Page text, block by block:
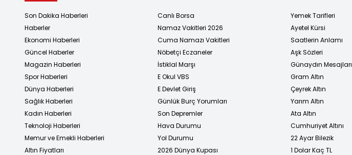
Son Dakika Haberleri
Haberler
Ekonomi Haberleri
Güncel Haberler
Magazin Haberleri
Spor Haberleri
Dünya Haberleri
Sağlık Haberleri
Kadın Haberleri
Teknoloji Haberleri
Memur ve Emekli Haberleri
Altın Fiyatları
Canlı Borsa
Namaz Vakitleri 2026
Cuma Namazı Vakitleri
Nöbetçi Eczaneler
İstiklal Marşı
E Okul VBS
E Devlet Giriş
Günlük Burç Yorumları
Son Depremler
Hava Durumu
Yol Durumu
2026 Dünya Kupası
Yemek Tarifleri
Ayetel Kürsi
Saatlerin Anlamı
Aşk Sözleri
Günaydın Mesajları
Gram Altın
Çeyrek Altın
Yarım Altın
Ata Altın
Cumhuriyet Altını
22 Ayar Bilezik
1 Dolar Kaç TL